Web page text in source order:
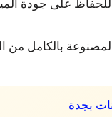
على جودة
بالكامل من
بجدة